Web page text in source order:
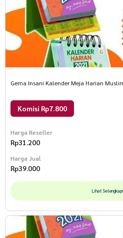
Gema Insani Kalender Meja Harian
Komisi Rp7.800
Harga Reseller
Rp31.200
Harga Jual
Rp39.000
Lihat